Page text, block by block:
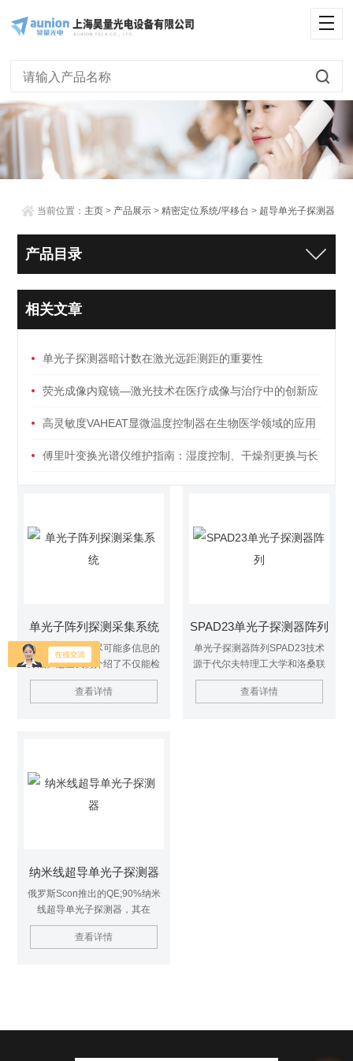
当前位置： 主页 > 产品展示 >精密定位系统/平移台 > 超导单光子探测器
产品目录
相关文章
单光子探测器暗计数在激光远距测距的重要性
荧光成像内窥镜—激光技术在医疗成像与治疗中的创新应
用 高灵敏度VAHEAT显微温度控制器在生物医学领域的应用
傅里叶变换光谱仪维护指南：湿度控制、干燥剂更换与长
单光子阵列探测采集系统
光子计数是获取尽可能多信息的
方法。这里我们介绍了不仅能检
测单个光子到达时间，还能检测
像相机这样简单位置的系统。
查看详情
SPAD23单光子探测器阵列
单光子探测器阵列SPAD23技术
源于代尔夫特理工大学和洛桑联
邦理工学院 7 年的研究工作和 6
项*技术。它是由23个六角形封装
查看详情
纳米线超导单光子探测器
俄罗斯Scon推出的QE;90%纳米
线超导单光子探测器，其在
600nm-2300nm内达到高量子效
率90%，暗计10cps，同时Z高计
查看详情